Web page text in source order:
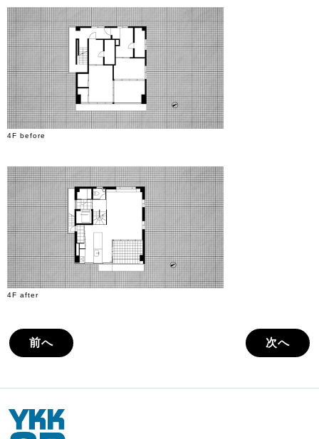
4F before
4F after
前へ 次へ